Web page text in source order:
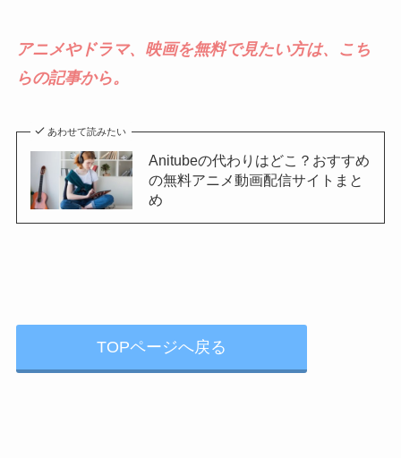
アニメやドラマ、映画を無料で見たい方は、こち
らの記事から。
あわせて読みたい
Anitubeの代わりはどこ？おすすめ
の無料アニメ動画配信サイトまと
め
TOPページへ戻る